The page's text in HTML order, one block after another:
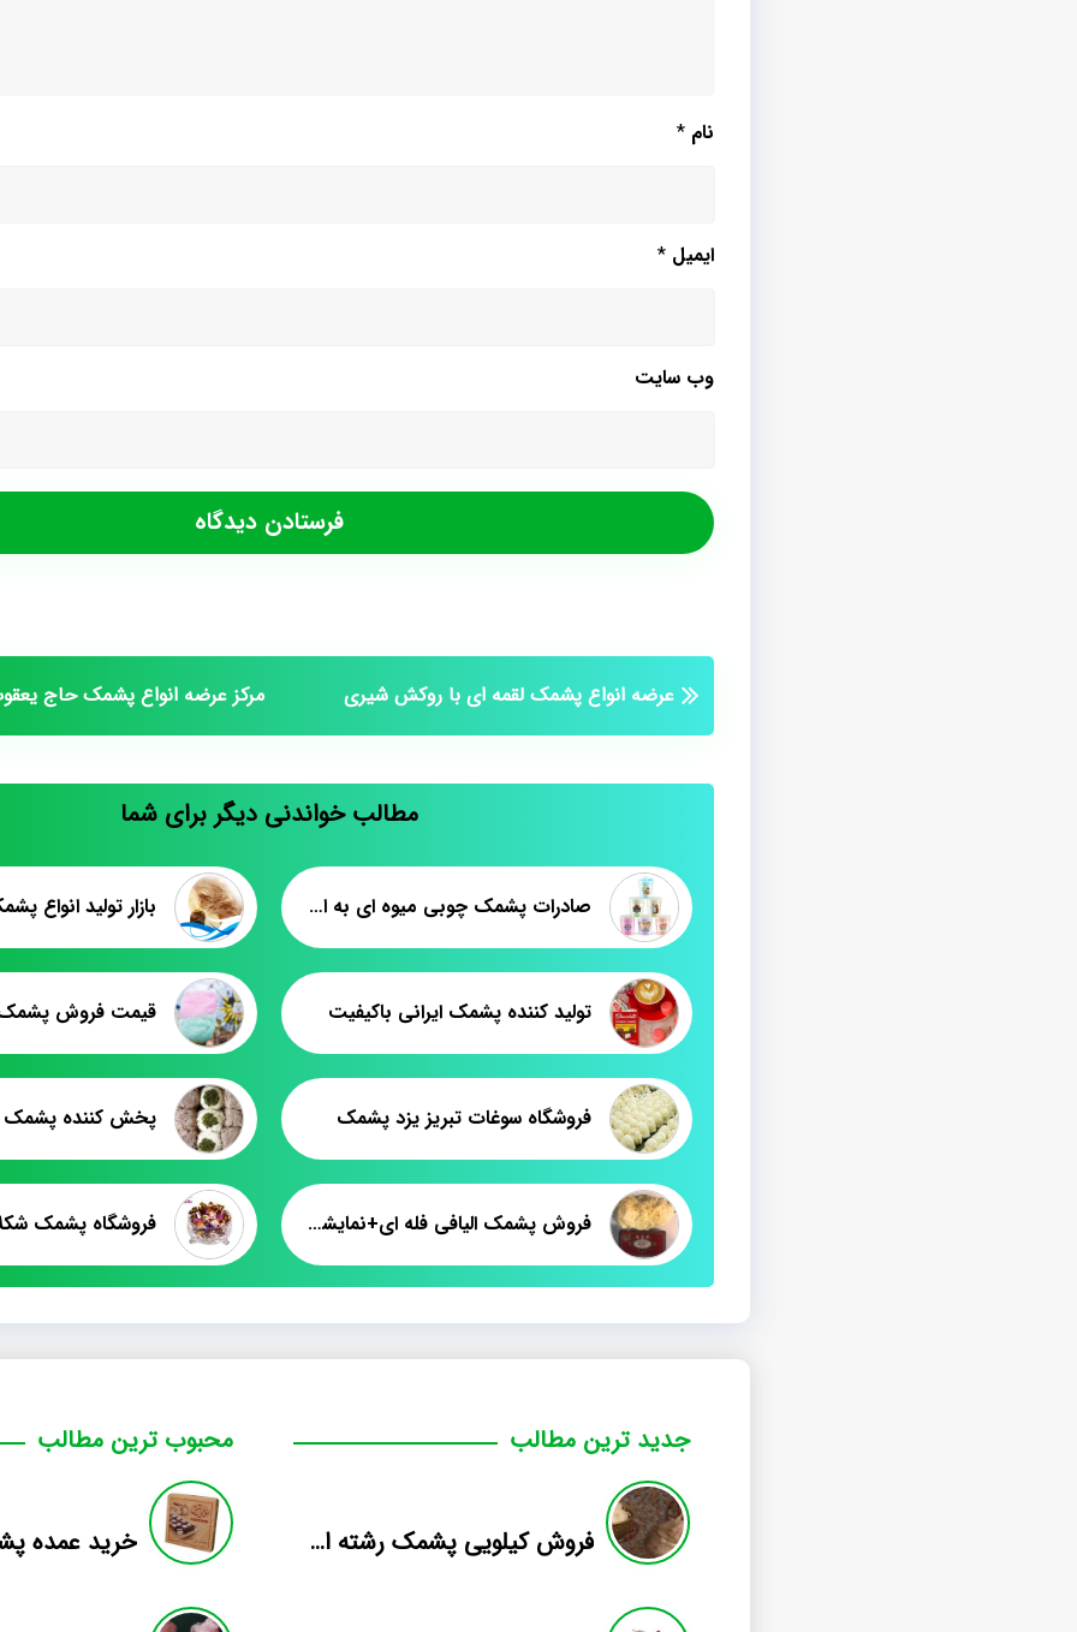
نام *
ایمیل *
وب‌ سایت
عرضه انواع پشمک لقمه ای با روکش شیری مرکز عرضه انواع پشمک حاج
مطالب خواندنی دیگر برای شما
صادرات پشمک چوبی میوه ای به افغانستان بازار تولید انواع
تولید کننده پشمک ایرانی باکیفیت
فروشگاه سوغات تبریز یزد پشمک پخش کننده
فروش پشمک الیافی فله ای+نمایشگاهی فروشگاه پشمک
جدید ترین مطالب
فروش کیلویی پشمک رشته ای طعم دار میوه
محبوب ترین مطالب
خرید عمده